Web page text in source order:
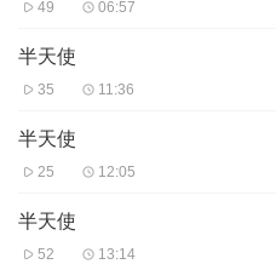
49 06:57
半天使
35 11:36
半天使
25 12:05
半天使
52 13:14